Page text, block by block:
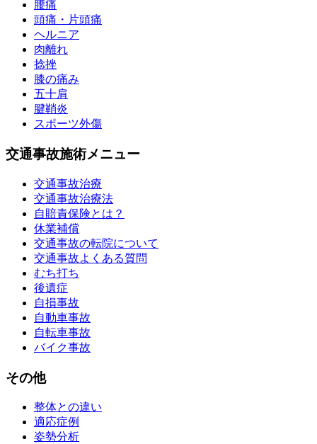
腰痛
頭痛・片頭痛
ヘルニア
肉離れ
捻挫
膝の痛み
五十肩
腱鞘炎
スポーツ外傷
交通事故施術メニュー
交通事故治療
交通事故治療法
自賠責保険とは？
休業補償
交通事故の転院について
交通事故よくある質問
むち打ち
後遺症
自損事故
自動車事故
自転車事故
バイク事故
その他
整体との違い
適応症例
姿勢分析